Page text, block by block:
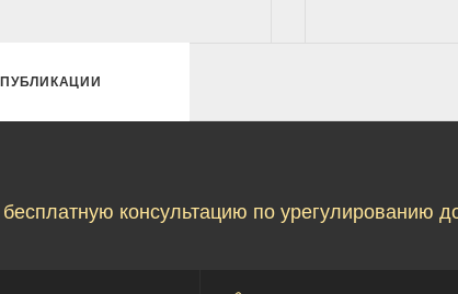
консультацию по урегулированию